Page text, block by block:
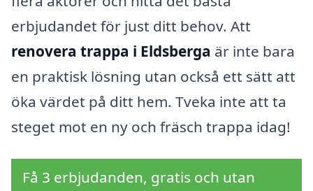
erbjudandet för just ditt behov. Att
renovera trappa i Eldsberga är inte bara
en praktisk lösning utan också ett sätt att
öka värdet på ditt hem. Tveka inte att ta
steget mot en ny och fräsch trappa idag!
Få 3 erbjudanden, gratis och utan